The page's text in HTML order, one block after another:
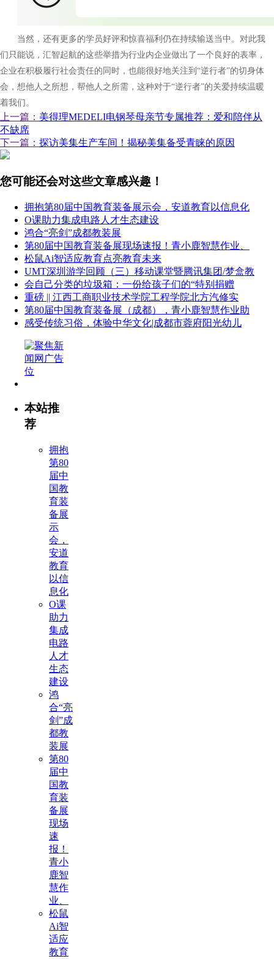
当然，还有更多的学员好评和惊喜福利仍在持续输送当中。对此我
们只能说，汇智起航的这些举措为行业内企业做出了一个良好的表率，
企业在积极履行社会责任的同时，也能很好地关注到“逆行者”的切身体
会，想他人之所想，帮他人之所需，这种对于“逆行者”的关爱持续温暖
着我们。
上一篇： 美得理MEDELI电钢琴母亲节专属推荐：爱和陪伴从
不缺席
下一篇： 探访美集生产车间！揭秘美集备受青睐的原因
您可能还会对这些文章感兴趣！
拥抱第80届中国教育装备展示会，安道教育以信息化
O课助力集成电路人才生态建设
鸿合“亮剑”成都教装展
第80届中国教育装备展现场速报！青小鹿智慧作业、
松鼠Ai智适应教育点亮教育未来
UMT深圳游学回顾（三）移动课堂暨腾讯集团/梦盒教
会自己分类的垃圾箱：一份给孩子们的“特别捐赠
重磅 || 江西工商职业技术学院工程学院北方汽修实
第80届中国教育装备展（成都），青小鹿智慧作业助
感受传统习俗，体验中华文化|成都市蓉府阳光幼儿
本站推
荐
拥抱
第80
届中
国教
育装
备展
示
会，
安道
教育
以信
息化
O课
助力
集成
电路
人才
生态
建设
鸿
合“亮
剑”成
都教
装展
第80
届中
国教
育装
备展
现场
速
报！
青小
鹿智
慧作
业、
松鼠
Ai智
适应
教育